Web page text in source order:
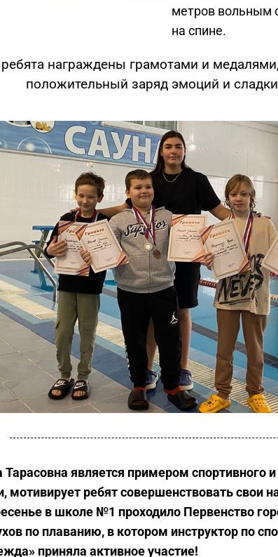
метров вольным
на спине.
награждены грамотами и
положительный заряд эмоций и
Тарасовна является примером спортивного
мотивирует ребят совершенствовать свои
в школе №1 проходило Первенство
по плаванию, в котором инструктор по
приняла активное участие!